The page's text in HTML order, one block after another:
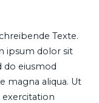
Texte.
ipsum dolor sit
do eiusmod
magna aliqua. Ut